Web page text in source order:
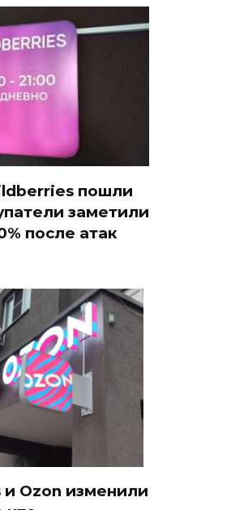
пошли
заметили
после атак
Ozon изменили